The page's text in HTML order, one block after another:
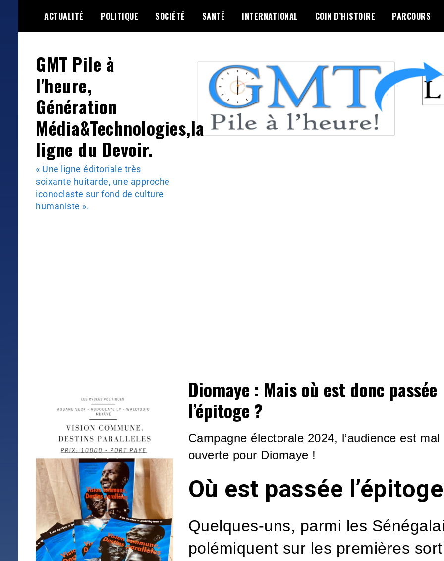
content
ACTUALITÉ POLITIQUE SOCIÉTÉ SANTÉ INTERNATIONAL COIN D’HISTOIRE PARCOURS
GMT Pile à
l'heure,
Génération
Média&Technologies,la
ligne du Devoir.
« Une ligne éditoriale très
soixante huitarde, une approche
iconoclaste sur fond de culture
humaniste ».
Diomaye : Mais où est donc passée
l’épitoge ?
Campagne électorale 2024, l’audience est mal
ouverte pour Diomaye !
Où est passée
Quelques-uns, parmi les
polémiquent sur les premières